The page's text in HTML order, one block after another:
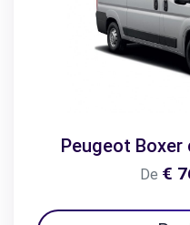
Peugeot
De €